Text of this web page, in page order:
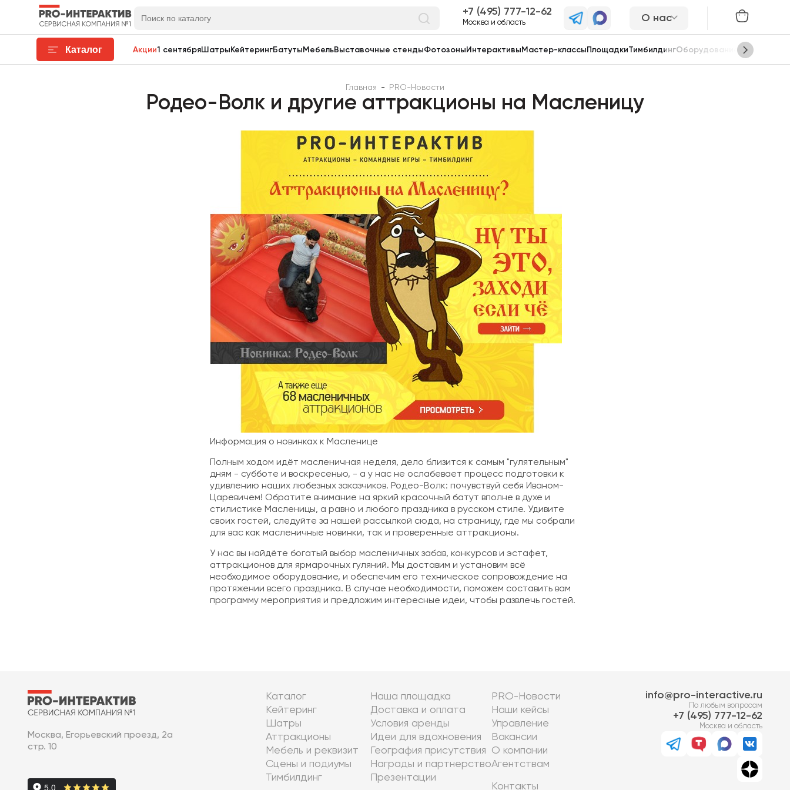
7 (495) 777-12-62
Москва и область О нас
Каталог Акции1 сентябряШатры КейтерингБатуты МебельВыставочные стендыФотозоны Интерактивы Мастер-классы ПлощадкиТимбилдингОборудование Сцены
Главная - PRO-Новости
Родео-Волк и другие аттракционы на Масленицу
Информация о новинках к Масленице
Полным ходом идёт масленичная неделя, дело близится к самым "гулятельным"
дням - субботе и воскресенью, - а у нас не ослабевает процесс подготовки к
удивлению наших любезных заказчиков. Родео-Волк: почувствуй себя Иваном-
Царевичем! Обратите внимание на яркий красочный батут вполне в духе и
стилистике Масленицы, а равно и любого праздника в русском стиле. Удивите
своих гостей, следуйте за нашей рассылкой сюда, на страницу, где мы собрали
для вас как масленичные новинки, так и проверенные аттракционы.
У нас вы найдёте богатый выбор масленичных забав, конкурсов и эстафет,
аттракционов для ярмарочных гуляний. Мы доставим и установим всё
необходимое оборудование, и обеспечим его техническое сопровождение на
протяжении всего праздника. В случае необходимости, поможем составить вам
программу мероприятия и предложим интересные идеи, чтобы развлечь гостей.
Москва, Егорьевский проезд, 2а
стр. 10
Каталог
Кейтеринг
Шатры
Аттракционы
Мебель и реквизит
Сцены и подиумы
Тимбилдинг
Наша площадка
Доставка и оплата
Условия аренды
Идеи для вдохновения
География присутствия
Награды и партнерство
Презентации
PRO-Новости
Наши кейсы
Управление
Вакансии
О компании
Агентствам
Контакты
info@pro-interactive.ru
По любым вопросам
7 (495) 777-12-62
Москва и область